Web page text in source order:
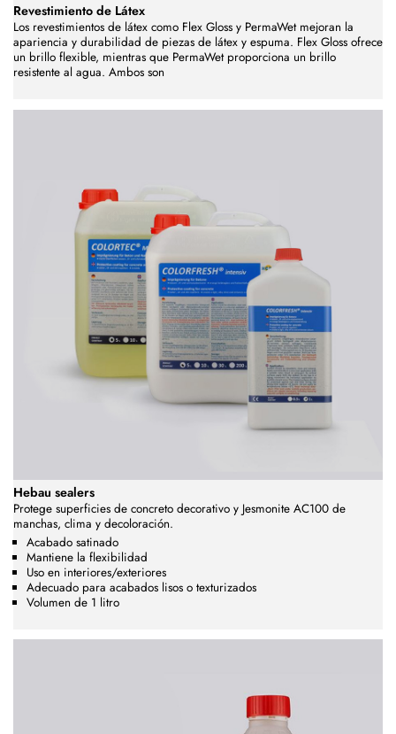
Revestimiento de Látex
Los revestimientos de látex como Flex Gloss y PermaWet mejoran la
apariencia y durabilidad de piezas de látex y espuma. Flex Gloss ofrece
un brillo flexible, mientras que PermaWet proporciona un brillo
resistente al agua. Ambos son
Hebau sealers
Protege superficies de concreto decorativo y Jesmonite AC100 de
manchas, clima y decoloración.
Acabado satinado
Mantiene la flexibilidad
Uso en interiores/exteriores
Adecuado para acabados lisos o texturizados
Volumen de 1 litro